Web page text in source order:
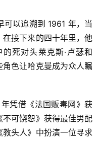
可以追溯到 1961 年，当
接下来的四十年里，他
死对头莱克斯·卢瑟和
角色让哈克曼成为众人瞩
凭借《法国贩毒网》获
可饶恕》获得最佳男配
头人》中扮演一位寻求